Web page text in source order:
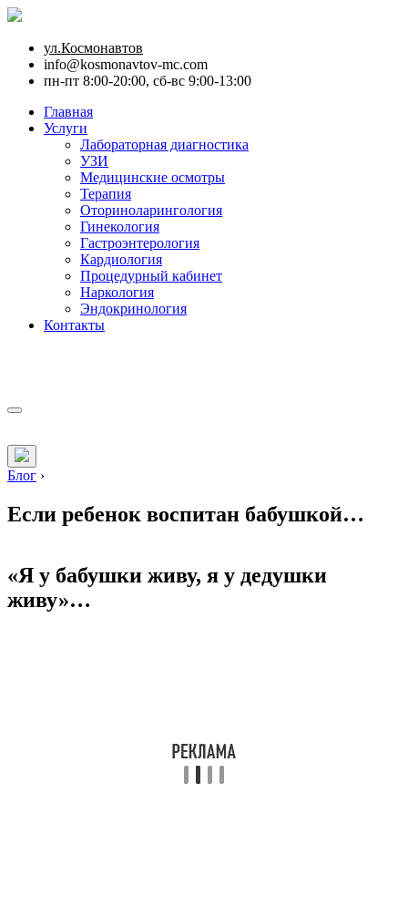
ул.Космонавтов
info@kosmonavtov-mc.com
пн-пт 8:00-20:00, сб-вс 9:00-13:00
Главная
Услуги
Лабораторная диагностика
УЗИ
Медицинские осмотры
Терапия
Оториноларингология
Гинекология
Гастроэнтерология
Кардиология
Процедурный кабинет
Наркология
Эндокринология
Контакты
Блог ›
Если ребенок воспитан бабушкой…
«Я у бабушки живу, я у дедушки
живу»…